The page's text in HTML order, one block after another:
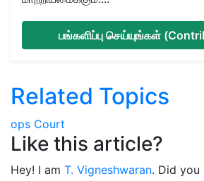
பங்களிப்பு செய்யுங்கள்
Related Topics
ops Court
Like this article?
Hey! I am T. Vigneshwaran. Did